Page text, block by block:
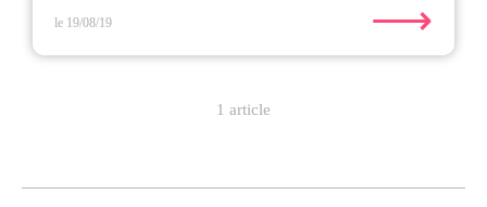
le 19/08/19 ⟶
1 article